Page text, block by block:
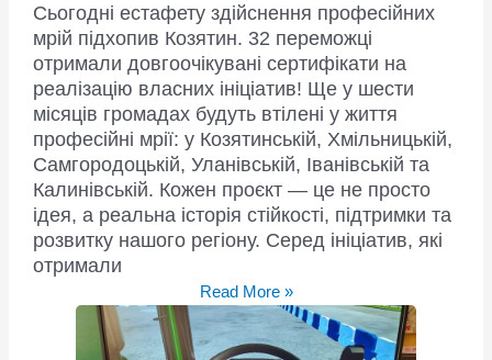
Сьогодні естафету здійснення професійних
мрій підхопив Козятин. 32 переможці
отримали довгоочікувані сертифікати на
реалізацію власних ініціатив! Ще у шести
місяців громадах будуть втілені у життя
професійні мрії: у Козятинській, Хмільницькій,
Самгородоцькій, Уланівській, Іванівській та
Калинівській. Кожен проєкт — це не просто
ідея, а реальна історія стійкості, підтримки та
розвитку нашого регіону. Серед ініціатив, які
отримали
Марафон
нагородження
конкурсу
Read More »